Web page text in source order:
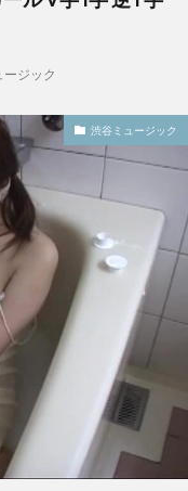
ジック
渋谷ミュージック